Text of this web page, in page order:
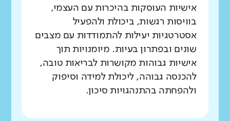
אישיות העוסקות בהיכרות עם העצמי,
בוויסות רגשות, ביכולת ולהפעיל
אסטרטגיות יעילות להתמודדות עם מצבים
שונים ובפתרון בעיות. מיומנויות תוך
אישיות גבוהות מקושרות לבריאות טובה,
להכנסה גבוהה, ליכולת למידה וסיפוק
ולהפחתה בהתנהגויות סיכון.